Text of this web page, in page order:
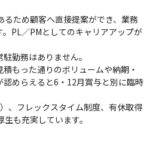
るため顧客へ直接提案ができ、業務
PL／PMとしてのキャリアアップが
勤務はありません。
もった通りのボリュームや納期・
めらえると6・12月賞与と別に臨時
、フレックスタイム制度、有休取得
も充実しています。